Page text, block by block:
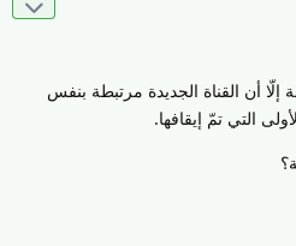
إلّا أن القناة الجديدة مرتبطة بنفس